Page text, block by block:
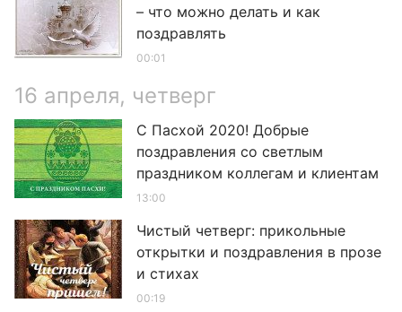
– что можно делать и как
поздравлять
00:01
16 апреля, четверг
С Пасхой 2020! Добрые
поздравления со светлым
праздником коллегам и клиентам
13:00
Чистый четверг: прикольные
открытки и поздравления в прозе
и стихах
00:19